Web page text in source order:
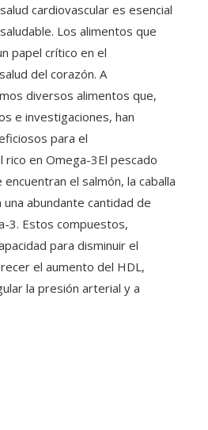
cardiovascular es esencial
Los alimentos que
papel crítico en el
del corazón. A
diversos alimentos que,
e investigaciones, han
para el
rico en Omega-3El pescado
el salmón, la caballa
abundante cantidad de
3. Estos compuestos,
para disminuir el
el aumento del HDL,
la presión arterial y a